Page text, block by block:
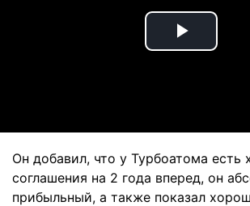
Play
Он добавил, что у Турбоатома есть
соглашения на 2 года вперед, он
прибыльный, а также показал